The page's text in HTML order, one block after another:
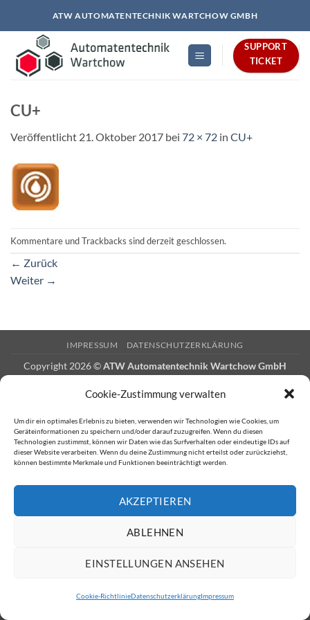
Cookie-Zustimmung verwalten
Um dir ein optimales Erlebnis zu bieten, verwenden wir Technologien wie Cookies, um
Geräteinformationen zu speichern und/oder darauf zuzugreifen. Wenn du diesen
Technologien zustimmst, können wir Daten wie das Surfverhalten oder eindeutige IDs auf
dieser Website verarbeiten. Wenn du deine Zustimmung nicht erteilst oder zurückziehst,
können bestimmte Merkmale und Funktionen beeinträchtigt werden.
AKZEPTIEREN
ABLEHNEN
EINSTELLUNGEN ANSEHEN
Cookie-RichtlinieDatenschutzerklärungImpressum
springen
ATW AUTOMATENTECHNIK WARTCHOW GMBH
SUPPORT
TICKET
CU+
Veröffentlicht 21. Oktober 2017 bei 72 × 72 in CU+
Kommentare und Trackbacks sind derzeit geschlossen.
← Zurück
Weiter →
IMPRESSUM DATENSCHUTZERKLÄRUNG
Copyright 2026 ©ATW Automatentechnik Wartchow GmbH